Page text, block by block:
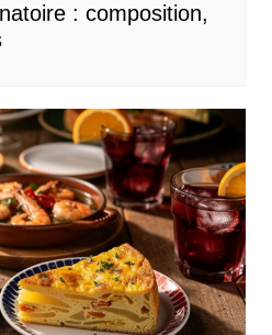
: composition,